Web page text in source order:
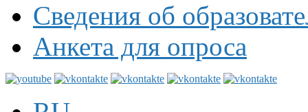
Сведения об
Анкета для опроса